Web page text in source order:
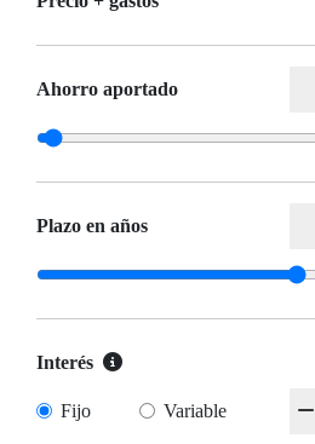
Ahorro aportado
Plazo en años
Interés
Fijo Variable